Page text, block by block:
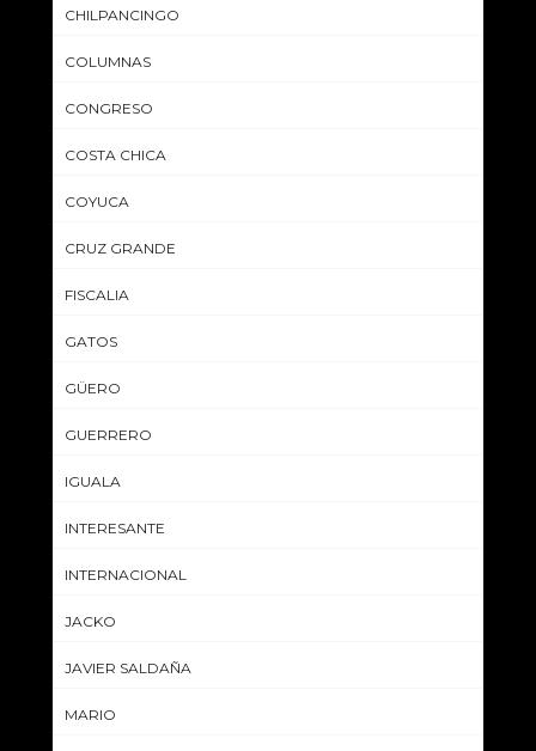
CHILPANCINGO
COLUMNAS
CONGRESO
COSTA CHICA
COYUCA
CRUZ GRANDE
FISCALIA
GATOS
GÜERO
GUERRERO
IGUALA
INTERESANTE
INTERNACIONAL
JACKO
JAVIER SALDAÑA
MARIO